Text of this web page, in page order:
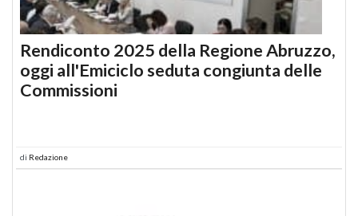
Rendiconto 2025 della Regione Abruzzo,
oggi all'Emiciclo seduta congiunta delle
Commissioni
di Redazione